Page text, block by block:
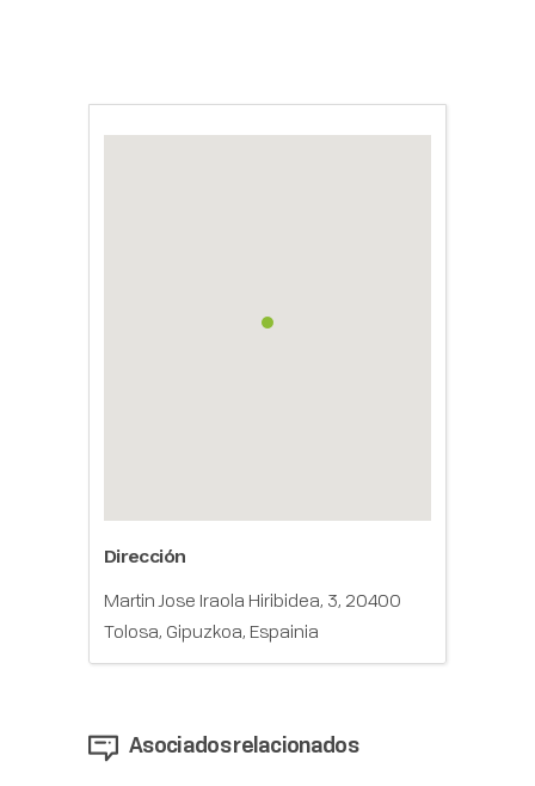
Dirección
Martin Jose Iraola Hiribidea, 3, 20400
Tolosa, Gipuzkoa, Espainia
Asociados relacionados